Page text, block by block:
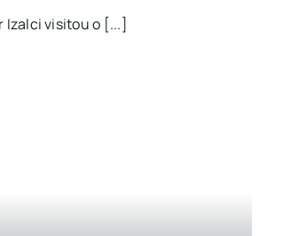
Izalci visitou o [...]